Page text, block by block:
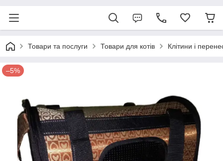
Товари та послуги Товари для котів Клітини і
–5%